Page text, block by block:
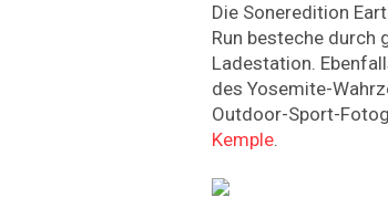
Die Soneredition
Run besteche durch
Ladestation.
des Yosemite-
Outdoor-Sport-
Kemple.